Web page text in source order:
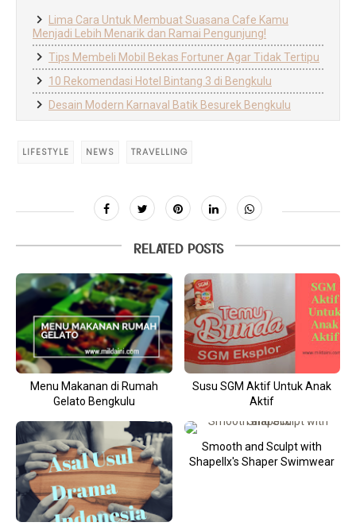
Lima Cara Untuk Membuat Suasana Cafe Kamu
Menjadi Lebih Menarik dan Ramai Pengunjung!
Tips Membeli Mobil Bekas Fortuner Agar Tidak Tertipu
10 Rekomendasi Hotel Bintang 3 di Bengkulu
Desain Modern Karnaval Batik Besurek Bengkulu
LIFESTYLE NEWS TRAVELLING
RELATED POSTS
Menu Makanan di Rumah
Gelato Bengkulu
Susu SGM Aktif Untuk Anak
Aktif
Smooth and Sculpt with
Shapellx's Shaper Swimwear